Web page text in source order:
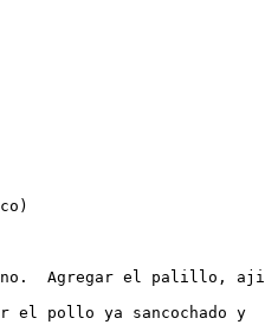
Agregar el palillo, aji
el pollo ya sancochado y